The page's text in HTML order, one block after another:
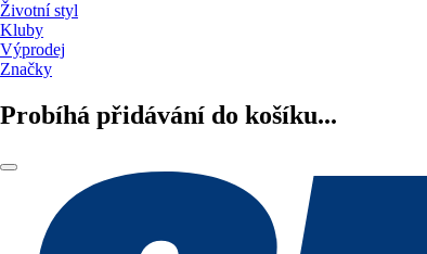
Životní styl
Kluby
Výprodej
Značky
Probíhá přidávání do košíku...